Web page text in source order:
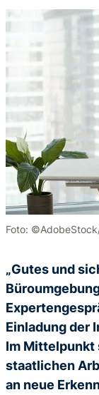
Foto:
„Gutes und
Einladung der
Im Mittelpunkt
staatlichen
an neue